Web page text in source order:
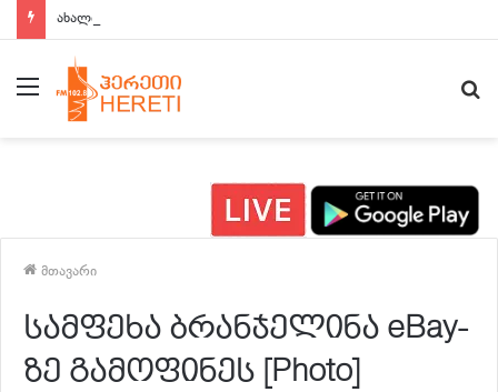
ახალი ამბები 15:00 საათზე
მენიუ
მთავარი
სამფეხა ბრანჯელინა eBay-
ზე გამოფინეს [Photo]